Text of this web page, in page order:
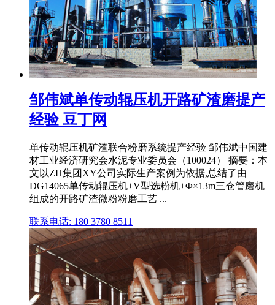
邹伟斌单传动辊压机开路矿渣磨提产
经验 豆丁网
单传动辊压机矿渣联合粉磨系统提产经验 邹伟斌中国建
材工业经济研究会水泥专业委员会（100024） 摘要：本
文以ZH集团XY公司实际生产案例为依据,总结了由
DG14065单传动辊压机+V型选粉机+Φ×13m三仓管磨机
组成的开路矿渣微粉粉磨工艺 ...
联系电话: 180 3780 8511